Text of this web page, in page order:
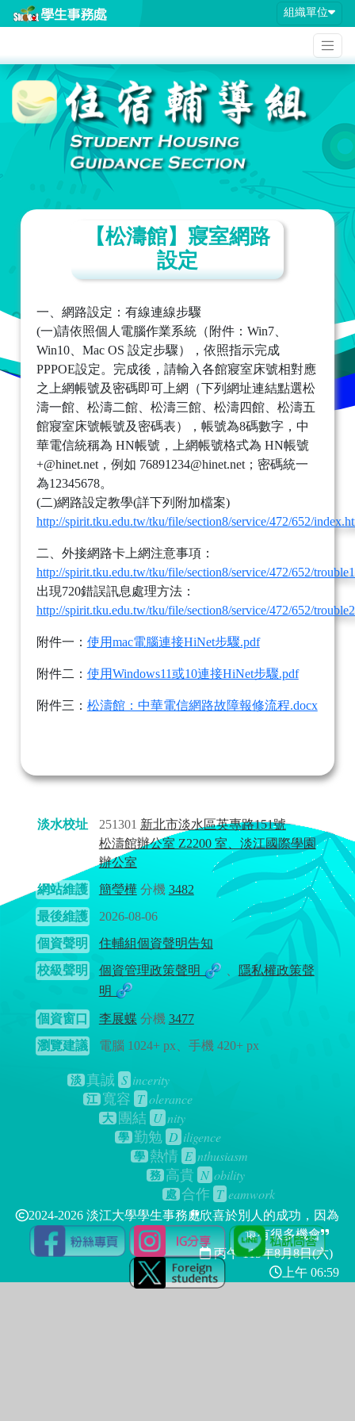
組織單位
【松濤館】寢室網路
設定
一、網路設定：有線連線步驟
(一)請依照個人電腦作業系統（附件：Win7、
Win10、Mac OS 設定步驟），依照指示完成
PPPOE設定。完成後，請輸入各館寢室床號相對應
之上網帳號及密碼即可上網（下列網址連結點選松
濤一館、松濤二館、松濤三館、松濤四館、松濤五
館寢室床號帳號及密碼表），帳號為8碼數字，中
華電信統稱為 HN帳號，上網帳號格式為 HN帳號
+@hinet.net，例如 76891234@hinet.net；密碼統一
為12345678。
(二)網路設定教學(詳下列附加檔案)
http://spirit.tku.edu.tw/tku/file/section8/service/472/652/
二、外接網路卡上網注意事項：
http://spirit.tku.edu.tw/tku/file/section8/service/472/652/
出現720錯誤訊息處理方法：
http://spirit.tku.edu.tw/tku/file/section8/service/472/652/
附件一： 使用mac電腦連接HiNet步驟.pdf
附件二： 使用Windows11或10連接HiNet步驟.pdf
附件三： 松濤館：中華電信網路故障報修流程.docx
淡水校址 251301 新北市淡水區英專路151號
松濤館辦公室 Z2200 室、淡江國際學園
辦公室
網站維護
簡瑩樺分機 3482
最後維護
2026-08-06
個資聲明
住輔組個資聲明告知
校級聲明
個資管理政策聲明 、
隱私權政策聲
明
個資窗口 李展蝶 分機 3477
瀏覽建議
電腦 1024+ px、手機 420+ px
淡 真誠 S incerity
江 寬容 T olerance
大 團結 U nity
學 勤勉 D iligence
學 熱情 E nthusiasm
務 高貴 N obility
處 合作 T eamwork
2024-2026 淡江大學學生事務處欣喜於別人的成功，因為
還有很多機會
丙午 115年8月8日(六)
上午 06:59